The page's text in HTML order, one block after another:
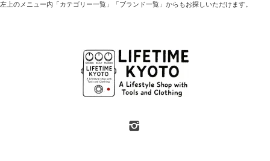
左上のメニュー内「カテゴリー一覧」「ブランド一覧」からもお探しいただけます。
オリジナルを含むファッションアイテムが中心の
京都・紫野にあるライフスタイルショップです。
京都府京都市北区紫野上築山町21（1階と2階）
定休日 / 水・日曜